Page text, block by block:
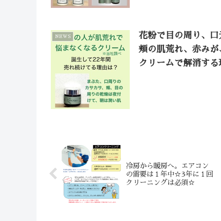
NEWS
花粉で目の周り、口
頬の肌荒れ、赤みが
クリームで解消する
冷房から暖房へ。エアコン
の需要は１年中☆3年に１回
クリーニングは必須☆